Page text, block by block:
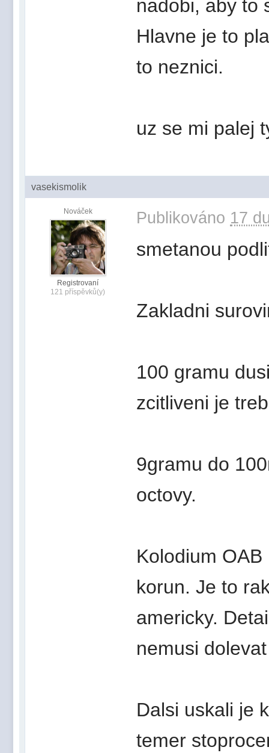
nadobi, aby to
Hlavne je to
to neznici.
uz se mi palej
vasekismolik
Nováček
Registrovaní
121 příspěvků(y)
Publikováno 17
smetanou
Zakladni
100 gramu
zcitliveni je
9gramu do
octovy.
Kolodium
korun. Je to
americky.
nemusi
Dalsi uskali je
temer